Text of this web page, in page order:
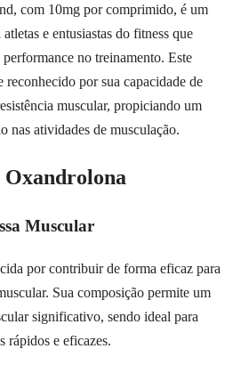
com 10mg por comprimido, é um
e entusiastas do fitness que
no treinamento. Este
reconhecido por sua capacidade de
muscular, propiciando um
nas atividades de musculação.
Oxandrolona
Muscular
por contribuir de forma eficaz para
Sua composição permite um
significativo, sendo ideal para
rápidos e eficazes.